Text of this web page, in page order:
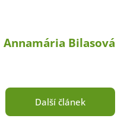
Annamária Bilasová
Další článek